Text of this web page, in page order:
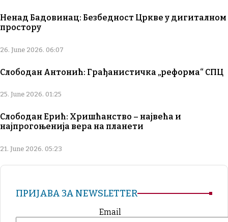
Ненад Бадовинац: Безбедност Цркве у дигиталном
простору
26. June 2026. 06:07
Слободан Антонић: Грађанистичка „реформа“ СПЦ
25. June 2026. 01:25
Слободан Ерић: Хришћанство – највећа и
најпрогоњенија вера на планети
21. June 2026. 05:23
ПРИЈАВА ЗА NEWSLETTER
Email